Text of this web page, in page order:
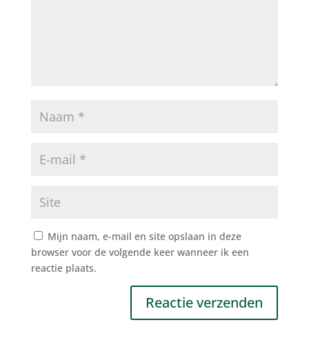
Mijn naam, e-mail en site opslaan in deze
browser voor de volgende keer wanneer ik een
reactie plaats.